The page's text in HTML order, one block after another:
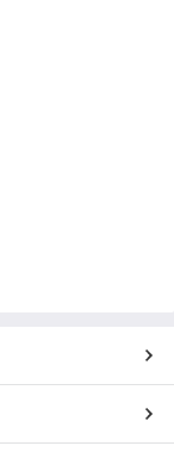
мати
в HotBuy та
з